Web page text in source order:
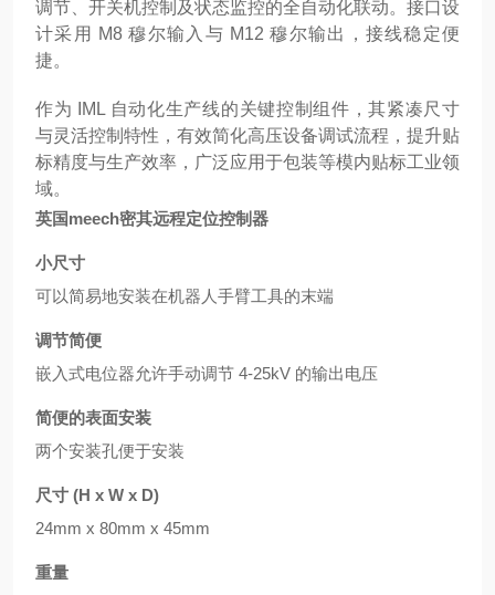
调节、开关机控制及状态监控的全自动化联动。接口设
计采用 M8 穆尔输入与 M12 穆尔输出，接线稳定便
捷。
作为 IML 自动化生产线的关键控制组件，其紧凑尺寸
与灵活控制特性，有效简化高压设备调试流程，提升贴
标精度与生产效率，广泛应用于包装等模内贴标工业领
域。
英国meech密其远程定位控制器
小尺寸
可以简易地安装在机器人手臂工具的末端
调节简便
嵌入式电位器允许手动调节 4-25kV 的输出电压
简便的表面安装
两个安装孔便于安装
尺寸 (H x W x D)
24mm x 80mm x 45mm
重量